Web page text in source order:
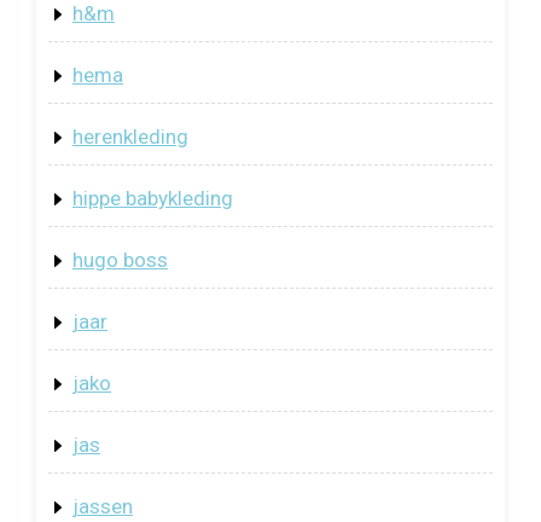
h&m
hema
herenkleding
hippe babykleding
hugo boss
jaar
jako
jas
jassen